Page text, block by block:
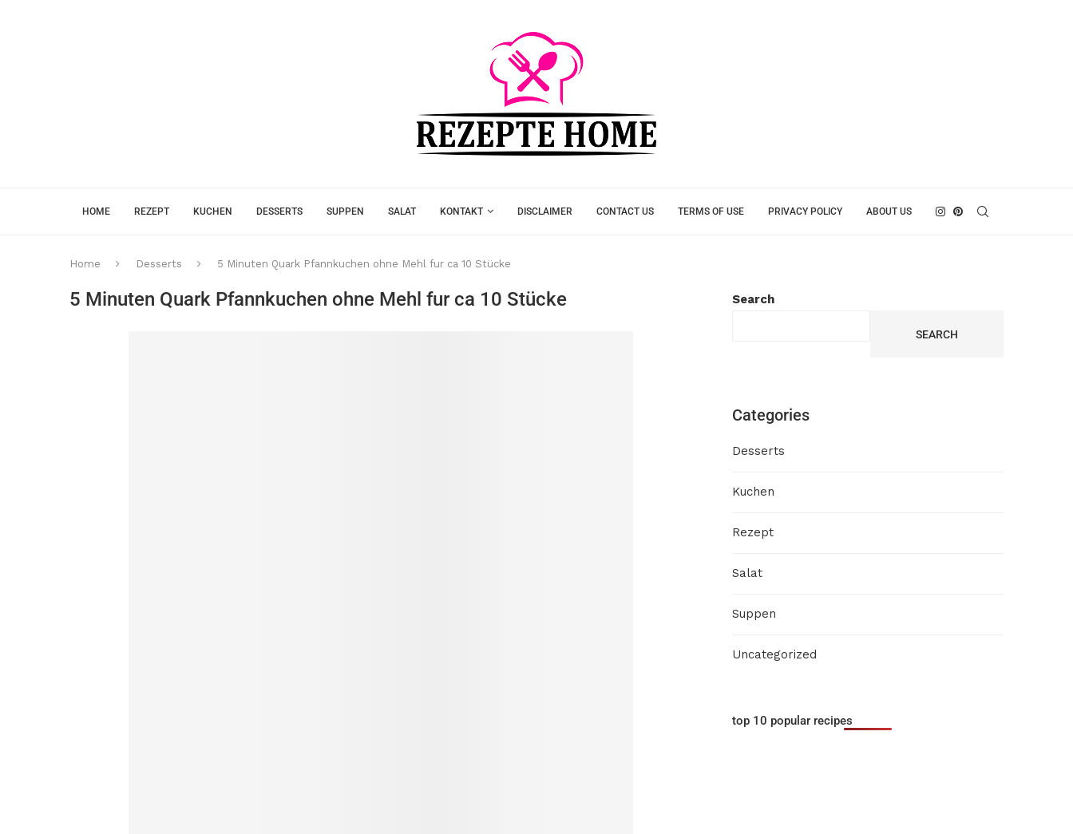
HOME REZEPT KUCHEN DESSERTS SUPPEN SALAT KONTAKT DISCLAIMER CONTACT US TERMS OF USE PRIVACY POLICY ABOUT US
Home Desserts 5 Minuten Quark Pfannkuchen ohne Mehl fur ca 10 Stücke
5 Minuten Quark Pfannkuchen ohne Mehl fur ca 10 Stücke Search
SEARCH
Categories
Desserts
Kuchen
Rezept
Salat
Suppen
Uncategorized
top 10 popular recipes